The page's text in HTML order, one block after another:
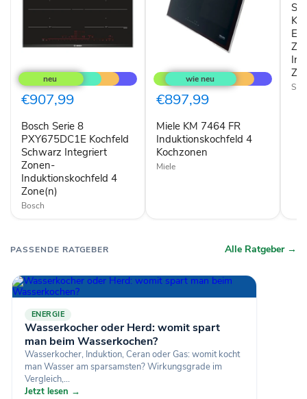
Serie
8
PXY675DC1E
Kochfeld
Integriert
Zonen-
Induktionskochfeld
4
Zone(n)
€907,99
Bosch Serie 8
PXY675DC1E Kochfeld
Schwarz Integriert
Zonen-
Induktionskochfeld 4
Zone(n)
Bosch
KM
7464
FR
Induktionskochfeld
Kochzonen
€897,99
Miele KM 7464 FR
Induktionskochfeld 4
Kochzonen
Miele
4
PASSENDE RATGEBER Alle Ratgeber →
ENERGIE
Wasserkocher oder Herd: womit spart
man beim Wasserkochen?
Wasserkocher, Induktion, Ceran oder Gas: womit kocht
man Wasser am sparsamsten? Wirkungsgrade im
Vergleich,...
Jetzt lesen →